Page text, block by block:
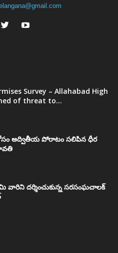
Survey – Allahabad High
of threat to...
అద్వితీయ పోరాటం సలిపిన ధీర
వారిని దర్శించుకున్న సరసంఘచాలక్